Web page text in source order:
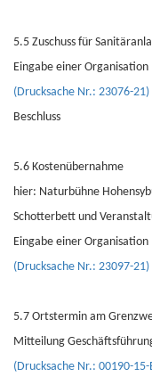
5.5 Zuschuss für
Eingabe einer Organisation
(Drucksache Nr.: 23076-21)
Beschluss
5.6 Kostenübernahme
hier: Naturbühne
Schotterbett und
Eingabe einer Organisation
(Drucksache Nr.: 23097-21)
5.7 Ortstermin am
Mitteilung
(Drucksache Nr.: 00190-15-